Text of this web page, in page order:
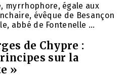
myrrhophore, égale aux
évêque de Besançon
abbé de Fontenelle ...
de Chypre :
sur la
»